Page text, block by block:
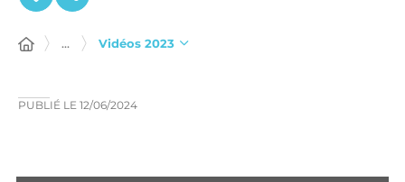
... Vidéos 2023
PUBLIÉ LE 12/06/2024